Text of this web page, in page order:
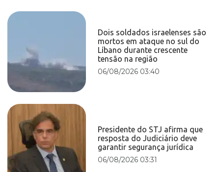
Dois soldados israelenses são
mortos em ataque no sul do
Líbano durante crescente
tensão na região
06/08/2026 03:40
Presidente do STJ afirma que
resposta do Judiciário deve
garantir segurança jurídica
06/08/2026 03:31